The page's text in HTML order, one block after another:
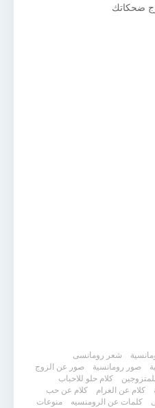
ضحكاتك
شعر رومانسى
صور رومانسية
صور عن الزوج
كلام حلو للاحباب
كلام عن الغرام
كلام عن حب
كلمات عن الرومنسيه منوعات